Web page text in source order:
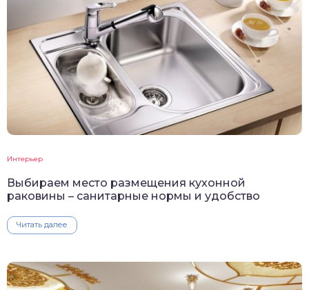
Интерьер
Выбираем место размещения кухонной
раковины – санитарные нормы и удобство
Читать далее